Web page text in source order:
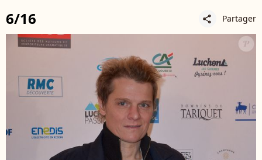
6/16 share Partager